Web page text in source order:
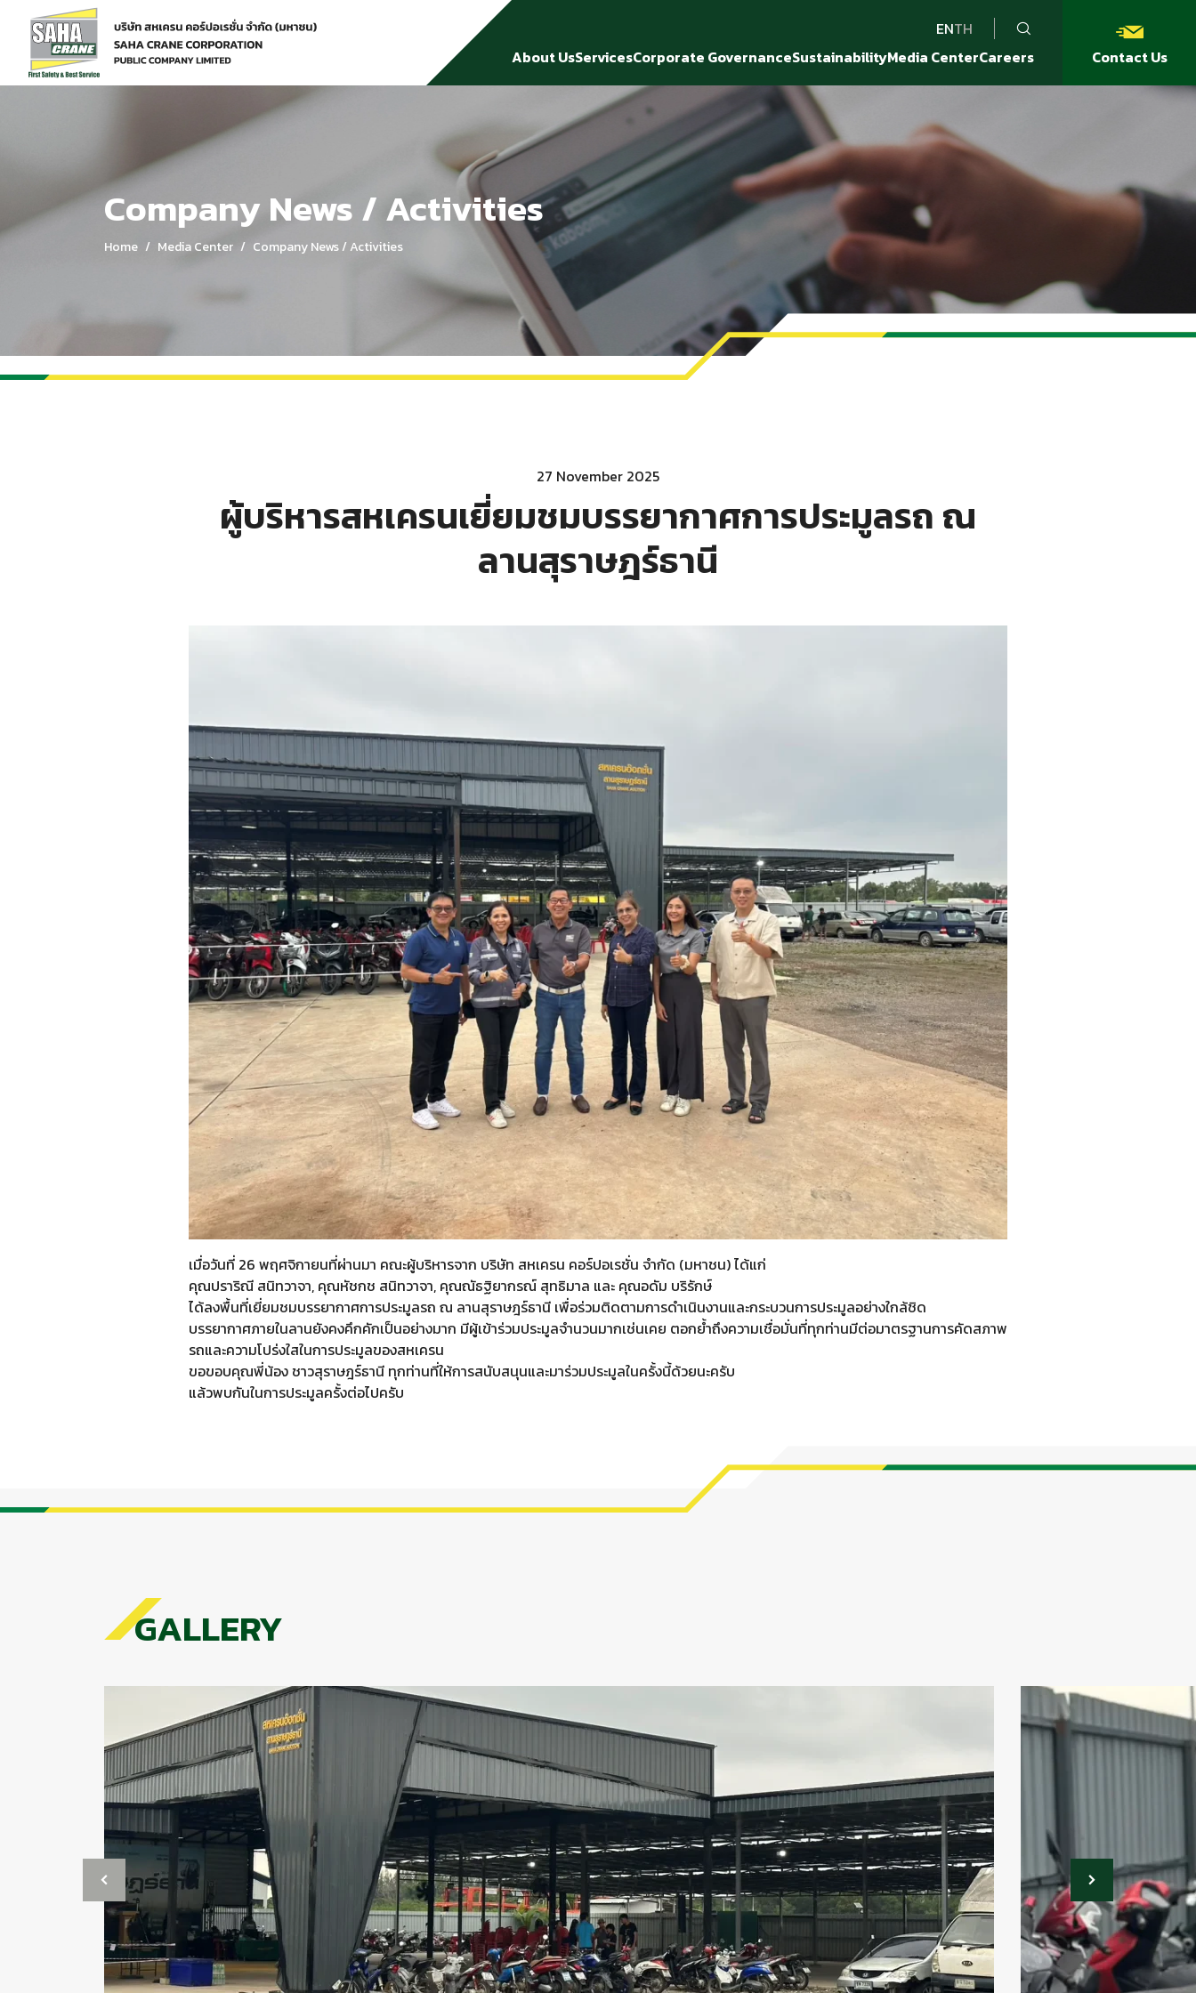
ENTH
About UsServicesCorporate GovernanceSustainabilityMedia CenterCareers Contact Us
Home Media Center Company News / Activities
Company News / Activities
Home Media Center Company News / Activities
27 November 2025
ผู้บริหารสหเครนเยี่ยมชมบรรยากาศการประมูลรถ ณ
ลานสุราษฎร์ธานี
เมื่อวันที่ 26 พฤศจิกายนที่ผ่านมา คณะผู้บริหารจาก บริษัท สหเครน คอร์ปอเรชั่น จำกัด (มหาชน) ได้แก่
คุณปราริณี สนิทวาจา, คุณหัชกช สนิทวาจา, คุณณัธฐิยากรณ์ สุทธิมาล และ คุณอดัม บริรักษ์
ได้ลงพื้นที่เยี่ยมชมบรรยากาศการประมูลรถ ณ ลานสุราษฎร์ธานี เพื่อร่วมติดตามการดำเนินงานและกระบวนการประมูลอย่างใกล้ชิด
บรรยากาศภายในลานยังคงคึกคักเป็นอย่างมาก มีผู้เข้าร่วมประมูลจำนวนมากเช่นเคย ตอกย้ำถึงความเชื่อมั่นที่ทุกท่านมีต่อมาตรฐานการคัดสภาพ
รถและความโปร่งใสในการประมูลของสหเครน
ขอขอบคุณพี่น้อง ชาวสุราษฎร์ธานี ทุกท่านที่ให้การสนับสนุนและมาร่วมประมูลในครั้งนี้ด้วยนะครับ
แล้วพบกันในการประมูลครั้งต่อไปครับ
GALLERY